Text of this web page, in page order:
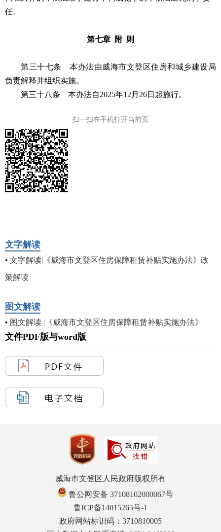
任。
第七章 附 则
第三十七条 本办法由威海市文登区住房和城乡建设局
负责解释并组织实施。
第三十八条 本办法自2025年12月26日起施行。
扫一扫在手机打开当前页
文字解读
• 文字解读|《威海市文登区住房保障租赁补贴实施办法》政
策解读
图文解读
• 图文解读 |《威海市文登区住房保障租赁补贴实施办法》
文件PDF版与word版
威海市文登区人民政府版权所有
鲁公网安备 37108102000067号
鲁ICP备14015265号-1
政府网站标识码：3710810005